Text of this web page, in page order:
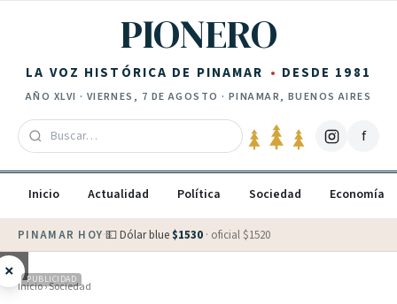
PIONERO
LA VOZ HISTÓRICA DE PINAMAR DESDE 1981
AÑO XLVI · VIERNES, 7 DE AGOSTO · PINAMAR, BUENOS AIRES
f
Inicio Actualidad Política Sociedad Economía
PINAMAR HOY·💵 Dólar blue $1530 · oficial $1520
× PUBLICIDAD
Inicio›Sociedad